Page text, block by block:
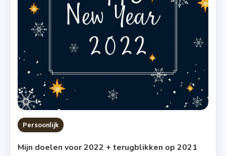
Persoonlijk
Mijn doelen voor 2022 + terugblikken op 2021